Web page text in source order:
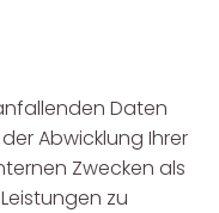
Daten
Abwicklung Ihrer
Zwecken als
zu